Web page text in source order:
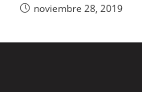
noviembre 28, 2019